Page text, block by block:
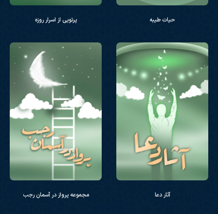
حیات طیبه پرتویی از اسرار روزه
آثار دعا مجموعه پرواز در آسمان رجب